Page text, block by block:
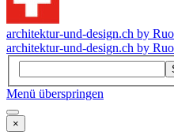
architektur-und-design.ch by
architektur-und-design.ch by
Menü überspringen
×